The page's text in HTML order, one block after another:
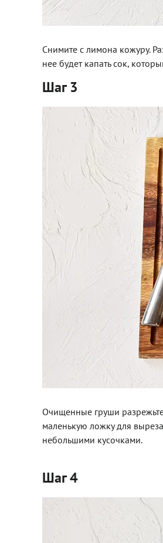
Снимите с лимона кожуру.
нее будет капать сок,
Шаг 3
Очищенные груши
маленькую ложку для
небольшими кусочками.
Шаг 4